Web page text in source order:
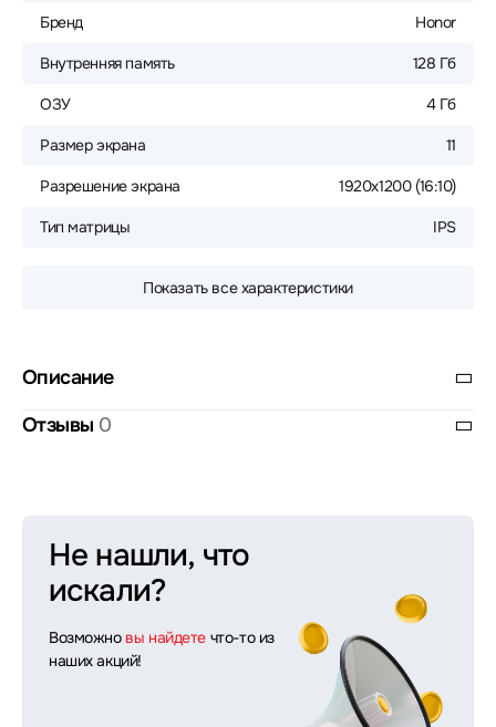
Бренд Honor
Внутренняя память 128 Гб
ОЗУ 4 Гб
Размер экрана 11
Разрешение экрана 1920x1200 (16:10)
Тип матрицы IPS
Показать все характеристики
Описание
Отзывы 0
Не нашли, что
искали?
Возможно вы найдете что-то из
наших акций!